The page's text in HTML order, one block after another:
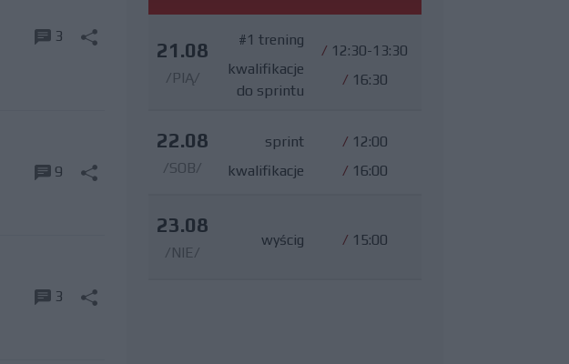
3
9
3
21.08
/PIĄ/
#1 trening
kwalifikacje
do sprintu
/ 12:30-13:30
/ 16:30
22.08
/SOB/
sprint
kwalifikacje
/ 12:00
/ 16:00
23.08
/NIE/
wyścig / 15:00